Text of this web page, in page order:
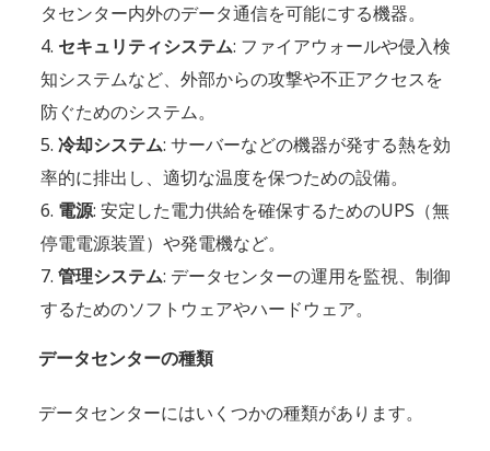
タセンター内外のデータ通信を可能にする機器。
セキュリティシステム: ファイアウォールや侵入検
知システムなど、外部からの攻撃や不正アクセスを
防ぐためのシステム。
冷却システム: サーバーなどの機器が発する熱を効
率的に排出し、適切な温度を保つための設備。
電源: 安定した電力供給を確保するためのUPS（無
停電電源装置）や発電機など。
管理システム: データセンターの運用を監視、制御
するためのソフトウェアやハードウェア。
データセンターの種類
データセンターにはいくつかの種類があります。